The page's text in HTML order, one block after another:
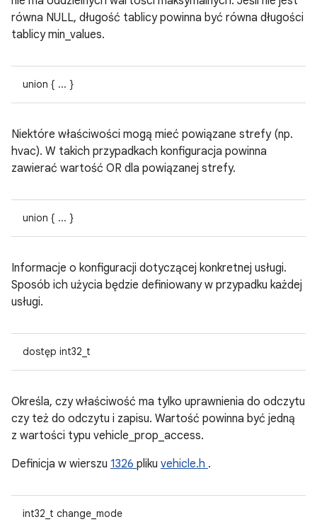
równa NULL, długość tablicy powinna być równa długości
tablicy min_values.
union { ... }
Niektóre właściwości mogą mieć powiązane strefy (np.
hvac). W takich przypadkach konfiguracja powinna
zawierać wartość OR dla powiązanej strefy.
union { ... }
Informacje o konfiguracji dotyczącej konkretnej usługi.
Sposób ich użycia będzie definiowany w przypadku każdej
usługi.
dostęp int32_t
Określa, czy właściwość ma tylko uprawnienia do odczytu
czy też do odczytu i zapisu. Wartość powinna być jedną
z wartości typu vehicle_prop_access.
Definicja w wierszu 1326 pliku vehicle.h .
int32_t change_mode